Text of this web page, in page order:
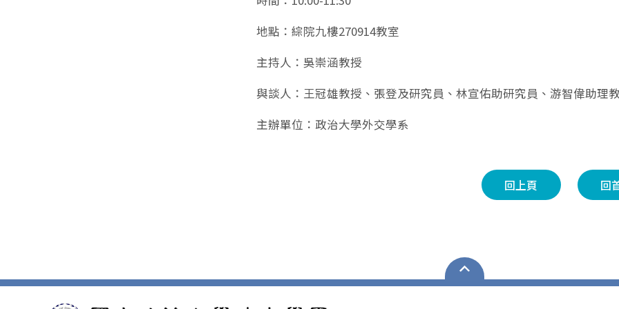
地點：綜院九樓270914教室
主持人：吳崇涵教授
與談人：王冠雄教授、張登及研究員、林宣佑助研究員、游智偉助理
主辦單位：政治大學外交學系
回上頁 回